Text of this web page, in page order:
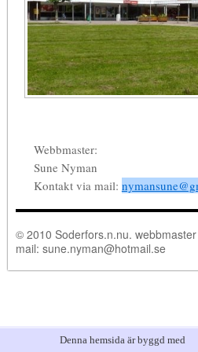
Webbmaster:
Sune Nyman
Kontakt via mail:
© 2010 Soderfors.n.nu.
mail: sune.nyman@hotmail.se
Denna hemsida är byggd med